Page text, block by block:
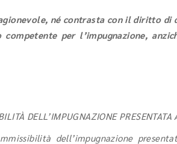
né contrasta con il diritto di
per l’impugnazione,
DELL’IMPUGNAZIONE
dell’impugnazione